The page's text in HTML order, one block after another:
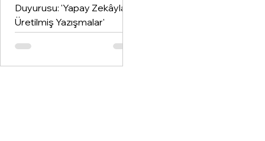
Duyurusu: 'Yapay Zekâyla
Üretilmiş Yazışmalar'